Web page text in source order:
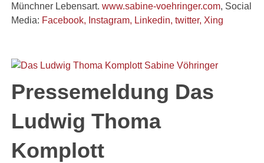
Münchner Lebensart.www.sabine-voehringer.com, Social
Media: Facebook, Instagram, Linkedin, twitter, Xing
Pressemeldung Das
Ludwig Thoma
Komplott